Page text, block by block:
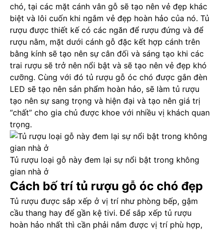
chó, tại các mặt cánh vân gỗ sẽ tạo nên vẻ đẹp khác
biệt và lôi cuốn khi ngắm vẻ đẹp hoàn hảo của nó. Tủ
rượu được thiết kế có các ngăn để rượu đứng và để
rượu nằm, mặt dưới cánh gỗ đặc kết hợp cánh trên
bằng kính sẽ tạo nên sự cân đối và sáng tạo khi các
trai rượu sẽ trở nên nổi bật và sẽ tạo nên vẻ đẹp khó
cưỡng. Cùng với đó tủ rượu gỗ óc chó được gắn đèn
LED sẽ tạo nên sản phẩm hoàn hảo, sẽ làm tủ rượu
tạo nên sự sang trọng và hiện đại và tạo nên giá trị
“chất” cho gia chủ được khoe với nhiều vị khách quan
trọng.
Tủ rượu loại gỗ này đem lại sự nổi bật trong không
gian nhà ở
Cách bố trí tủ rượu gỗ óc chó đẹp
Tủ rượu được sắp xếp ở vị trí như phòng bếp, gậm
cầu thang hay để gần kệ tivi. Để sắp xếp tủ rượu
hoàn hảo nhất thì cần phải nắm được vị trí phù hợp,